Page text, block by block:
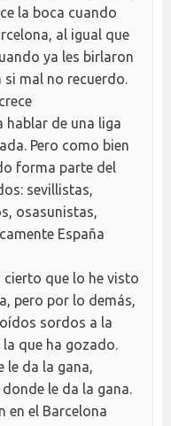
la boca cuando
al igual que
ya les birlaron
mal no recuerdo.
hablar de una liga
Pero como bien
forma parte del
sevillistas,
osasunistas,
España
cierto que lo he visto
pero por lo demás,
sordos a la
que ha gozado.
le da la gana,
le da la gana.
en el Barcelona